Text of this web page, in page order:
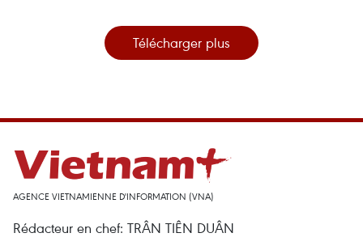
Télécharger plus
AGENCE VIETNAMIENNE D'INFORMATION (VNA)
Rédacteur en chef: TRÂN TIÊN DUÂN